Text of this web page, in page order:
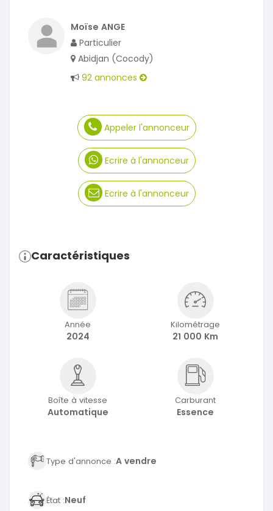
Moïse ANGE
Particulier
Abidjan (Cocody)
92 annonces
Appeler l'annonceur
Ecrire à l'annonceur
Ecrire à l'annonceur
Caractéristiques
Année
2024
Kilométrage
21 000 Km
Boîte à vitesse
Automatique
Carburant
Essence
Type d'annonce :A vendre
État :Neuf